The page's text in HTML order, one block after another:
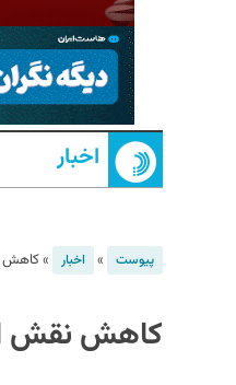
اخبار
پیوست » اخبار »کاهش
کاهش نقش